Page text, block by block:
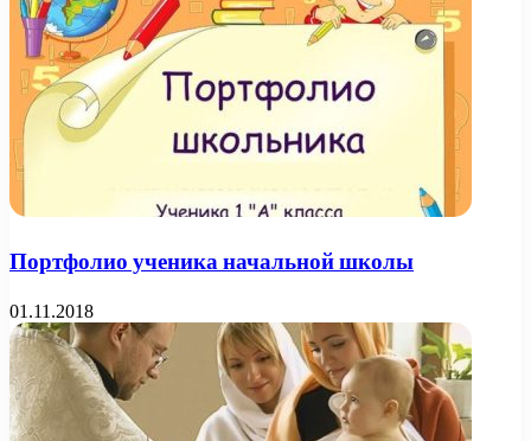
Портфолио ученика начальной школы
01.11.2018